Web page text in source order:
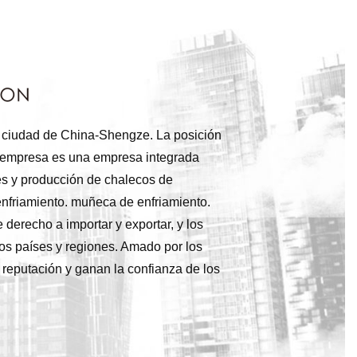
de China-Shengze. La posición
es una empresa integrada
y producción de chalecos de
muñeca de enfriamiento.
a importar y exportar, y los
países y regiones. Amado por los
y ganan la confianza de los